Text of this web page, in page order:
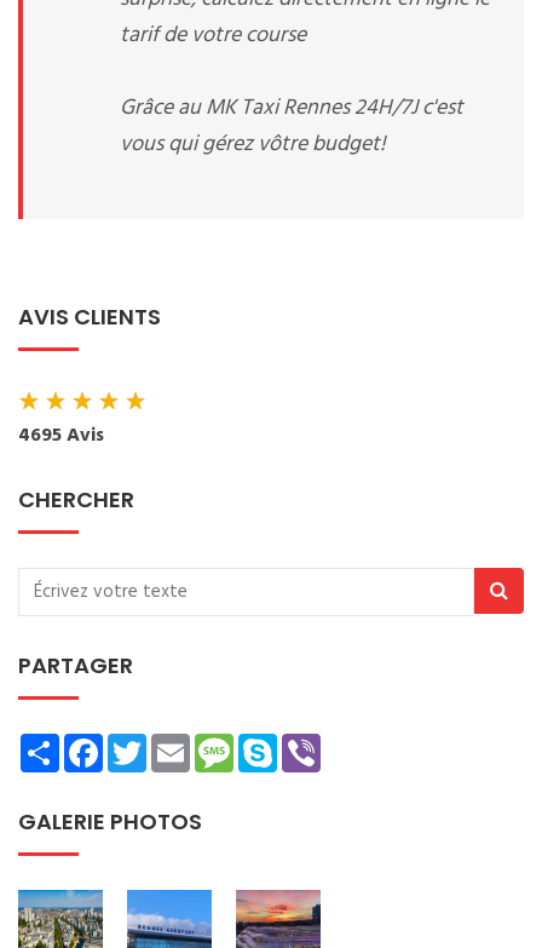
tarif de votre course
Grâce au MK Taxi Rennes 24H/7J c'est
vous qui gérez vôtre budget!
AVIS CLIENTS
★★★★★
4695 Avis
CHERCHER
PARTAGER
ShareFacebookTwitterEmailMessage
Skype
GALERIE PHOTOS